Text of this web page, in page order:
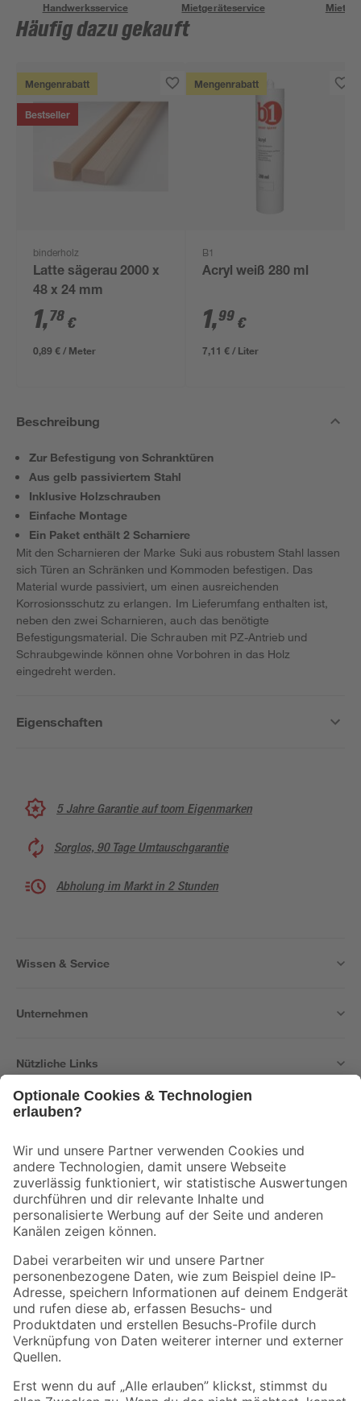
Handwerksservice Mietgeräteservice
Häufig dazu gekauft
Mengenrabatt
Bestseller
binderholz
Latte sägerau 2000 x
48 x 24 mm
1,78 €
0,89 € / Meter
Mengenrabatt
B1
Acryl weiß 280 ml
1,99 €
7,11 € / Liter
Beschreibung
Zur Befestigung von Schranktüren
Aus gelb passiviertem Stahl
Inklusive Holzschrauben
Einfache Montage
Ein Paket enthält 2 Scharniere
Mit den Scharnieren der Marke Suki aus robustem Stahl lassen
sich Türen an Schränken und Kommoden befestigen. Das
Material wurde passiviert, um einen ausreichenden
Korrosionsschutz zu erlangen. Im Lieferumfang enthalten ist,
neben den zwei Scharnieren, auch das benötigte
Befestigungsmaterial. Die Schrauben mit PZ-Antrieb und
Schraubgewinde können ohne Vorbohren in das Holz
eingedreht werden.
Eigenschaften
5 Jahre Garantie auf toom Eigenmarken
Sorglos, 90 Tage Umtauschgarantie
Abholung im Markt in 2 Stunden
Wissen & Service
Unternehmen
Nützliche Links
Der toom Newsletter: Keine Angebote und Aktionen mehr verpassen!
Zur Newsletter Anmeldung
Folge uns
Zahlungsarten Versandarten
Sicher einkaufen